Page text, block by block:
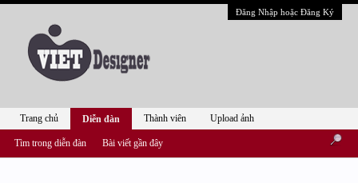
Đăng Nhập hoặc Đăng Ký
Trang chủ Diễn đàn
Tìm trong diễn đàn Bài viết gần đây
Thành viên Upload ảnh